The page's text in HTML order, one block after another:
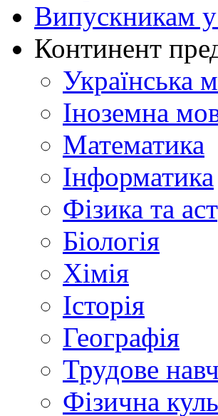
Випускникам
Континент
Українська
Іноземна
Математика
Інформатика
Фізика та
Біологія
Хімія
Історія
Географія
Трудове
Фізична